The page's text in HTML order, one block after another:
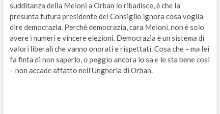
sudditanza della Meloni a Orban lo ribadisce, è che la
presunta futura presidente del Consiglio ignora cosa voglia
dire democrazia. Perché democrazia, cara Meloni, non è solo
avere i numeri e vincere elezioni. Democrazia è un sistema di
valori liberali che vanno onorati e rispettati. Cosa che – ma lei
fa finta di non saperlo, o peggio ancora lo sa e le sta bene così
– non accade affatto nell’Ungheria di Orban.